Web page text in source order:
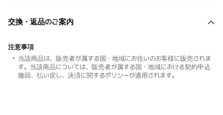
交換・返品のご案内
注意事項
当該商品は、販売者が属する国・地域にお住いのお客様に販売されま
す。当該商品については、販売者が属する国・地域における契約申込
撤回、払い戻し、決済に関するポリシーが適用されます。